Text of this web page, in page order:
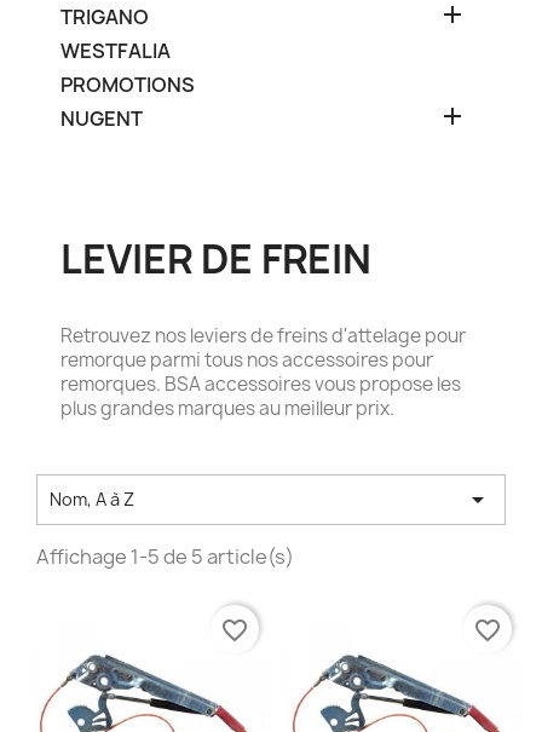
TRIGANO 
WESTFALIA
PROMOTIONS
NUGENT

LEVIER DE FREIN
Retrouvez nos leviers de freins d'attelage pour
remorque parmi tous nos accessoires pour
remorques. BSA accessoires vous propose les
plus grandes marques au meilleur prix.
Nom, A à Z 
Affichage 1-5 de 5 article(s)
favorite_border favorite_border